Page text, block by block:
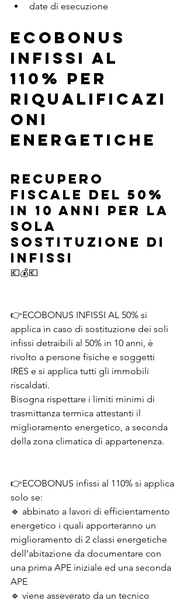
date di esecuzione
ECOBONUS
INFISSI AL
110% PER
RIQUALIFICAZI
ONI
ENERGETICHE
RECUPERO
FISCALE DEL 50%
IN 10 ANNI PER LA
SOLA
SOSTITUZIONE DI
INFISSI
💶💰💶
👉ECOBONUS INFISSI AL 50% si
applica in caso di sostituzione dei soli
infissi detraibili al 50% in 10 anni, è
rivolto a persone fisiche e soggetti
IRES e si applica tutti gli immobili
riscaldati.
Bisogna rispettare i limiti minimi di
trasmittanza termica attestanti il
miglioramento energetico, a seconda
della zona climatica di appartenenza.
👉ECOBONUS infissi al 110% si applica
solo se:
🔹 abbinato a lavori di efficientamento
energetico i quali apporteranno un
miglioramento di 2 classi energetiche
dell’abitazione da documentare con
una prima APE iniziale ed una seconda
APE
🔹 viene asseverato da un tecnico